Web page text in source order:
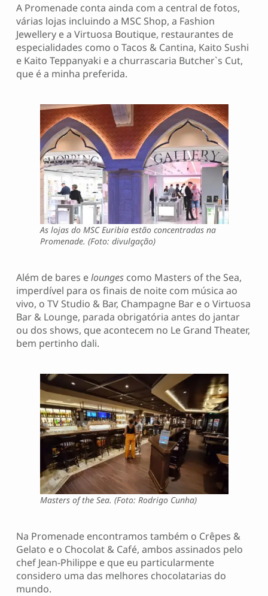
A Promenade conta ainda com a central de fotos,
várias lojas incluindo a MSC Shop, a Fashion
Jewellery e a Virtuosa Boutique, restaurantes de
especialidades como o Tacos & Cantina, Kaito Sushi
e Kaito Teppanyaki e a churrascaria Butcher`s Cut,
que é a minha preferida.
As lojas do MSC Euribia estão concentradas na
Promenade. (Foto: divulgação)
Além de bares eloungescomo Masters of the Sea,
imperdível para os finais de noite com música ao
vivo, o TV Studio & Bar, Champagne Bar e o Virtuosa
Bar & Lounge, parada obrigatória antes do jantar
ou dos shows, que acontecem no Le Grand Theater,
bem pertinho dali.
Masters of the Sea. (Foto: Rodrigo Cunha)
Na Promenade encontramos também o Crêpes &
Gelato e o Chocolat & Café, ambos assinados pelo
chef Jean-Philippe e que eu particularmente
considero uma das melhores chocolatarias do
mundo.